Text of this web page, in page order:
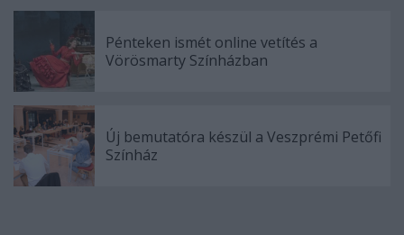
Pénteken ismét online vetítés a
Vörösmarty Színházban
Új bemutatóra készül a Veszprémi Petőfi
Színház